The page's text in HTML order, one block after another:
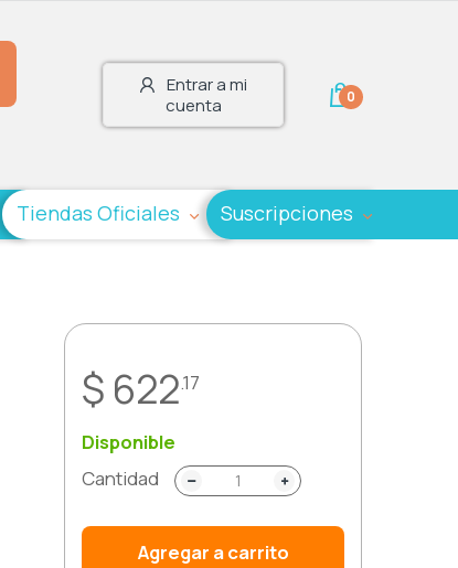
Entrar a mi
cuenta
0
Tiendas Oficiales Suscripciones
$ 622.17
Disponible
Cantidad
Agregar a carrito